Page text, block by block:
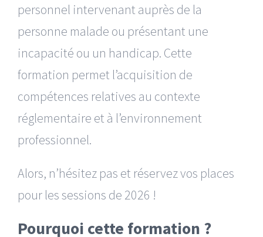
personnel intervenant auprès de la
personne malade ou présentant une
incapacité ou un handicap. Cette
formation permet l’acquisition de
compétences relatives au contexte
réglementaire et à l’environnement
professionnel.
Alors, n’hésitez pas et réservez vos places
pour les sessions de 2026 !
Pourquoi cette formation ?